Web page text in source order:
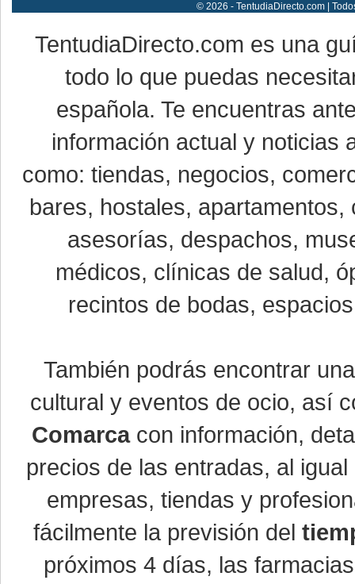
© 2026 - TentudiaDirecto.com |
TentudiaDirecto.com es una
todo lo que puedas
española. Te encuentras
información actual y noticias
como: tiendas, negocios,
bares, hostales,
asesorías, despachos,
médicos, clínicas de salud,
recintos de bodas,
También podrás encontrar
cultural y eventos de ocio, así
Comarcacon información,
precios de las entradas, al
empresas, tiendas y
fácilmente la previsión del
próximos 4 días, las